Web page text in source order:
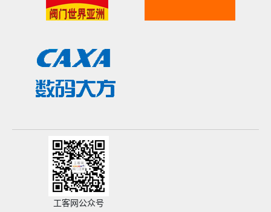
工客网公众号